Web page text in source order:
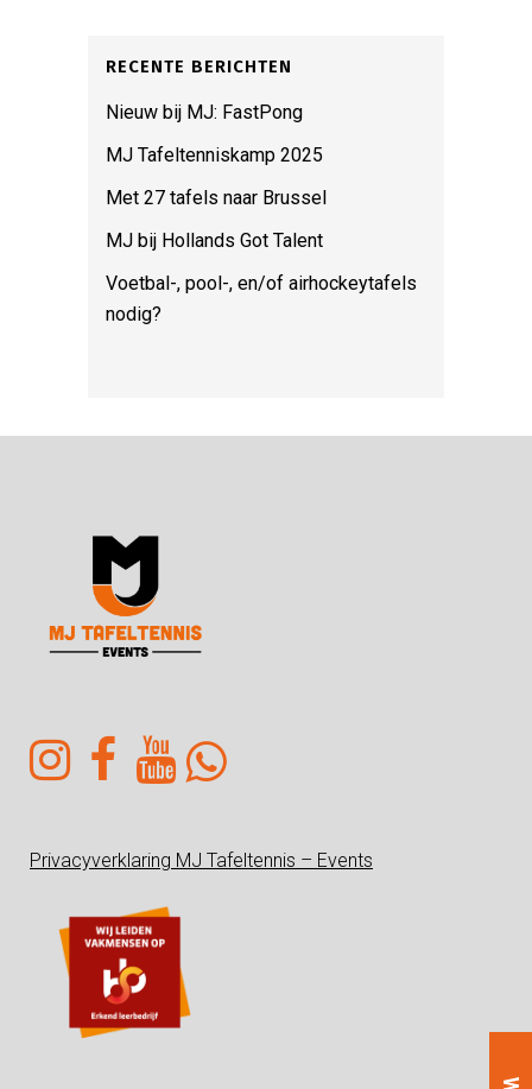
RECENTE BERICHTEN
Nieuw bij MJ: FastPong
MJ Tafeltenniskamp 2025
Met 27 tafels naar Brussel
MJ bij Hollands Got Talent
Voetbal-, pool-, en/of airhockeytafels
nodig?
Privacyverklaring MJ Tafeltennis – Events